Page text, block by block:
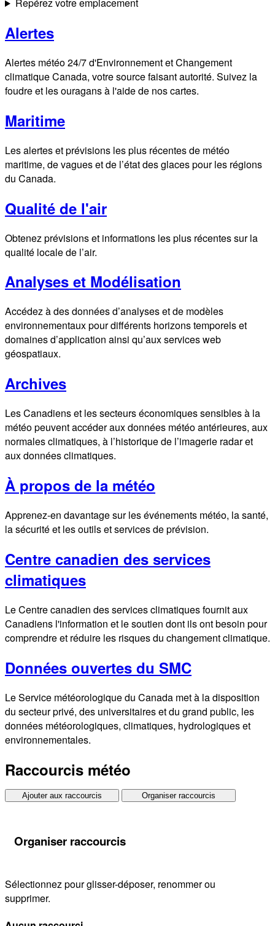
Repérez votre emplacement
Alertes
Alertes météo 24/7 d'Environnement et Changement
climatique Canada, votre source faisant autorité. Suivez la
foudre et les ouragans à l'aide de nos cartes.
Maritime
Les alertes et prévisions les plus récentes de météo
maritime, de vagues et de l’état des glaces pour les régions
du Canada.
Qualité de l'air
Obtenez prévisions et informations les plus récentes sur la
qualité locale de l’air.
Analyses et Modélisation
Accédez à des données d’analyses et de modèles
environnementaux pour différents horizons temporels et
domaines d’application ainsi qu’aux services web
géospatiaux.
Archives
Les Canadiens et les secteurs économiques sensibles à la
météo peuvent accéder aux données météo antérieures, aux
normales climatiques, à l’historique de l’imagerie radar et
aux données climatiques.
À propos de la météo
Apprenez-en davantage sur les événements météo, la santé,
la sécurité et les outils et services de prévision.
Centre canadien des services
climatiques
Le Centre canadien des services climatiques fournit aux
Canadiens l'information et le soutien dont ils ont besoin pour
comprendre et réduire les risques du changement climatique.
Données ouvertes du SMC
Le Service météorologique du Canada met à la disposition
du secteur privé, des universitaires et du grand public, les
données météorologiques, climatiques, hydrologiques et
environnementales.
Raccourcis météo
Ajouter aux raccourcis Organiser raccourcis
Organiser raccourcis
Sélectionnez pour glisser-déposer, renommer ou
supprimer.